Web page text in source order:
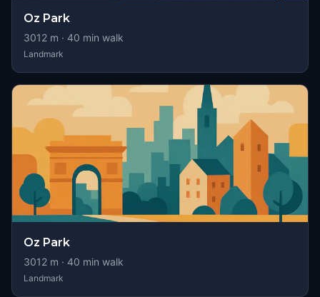
Oz Park
3012 m · 40 min walk
Landmark
Oz Park
3012 m · 40 min walk
Landmark